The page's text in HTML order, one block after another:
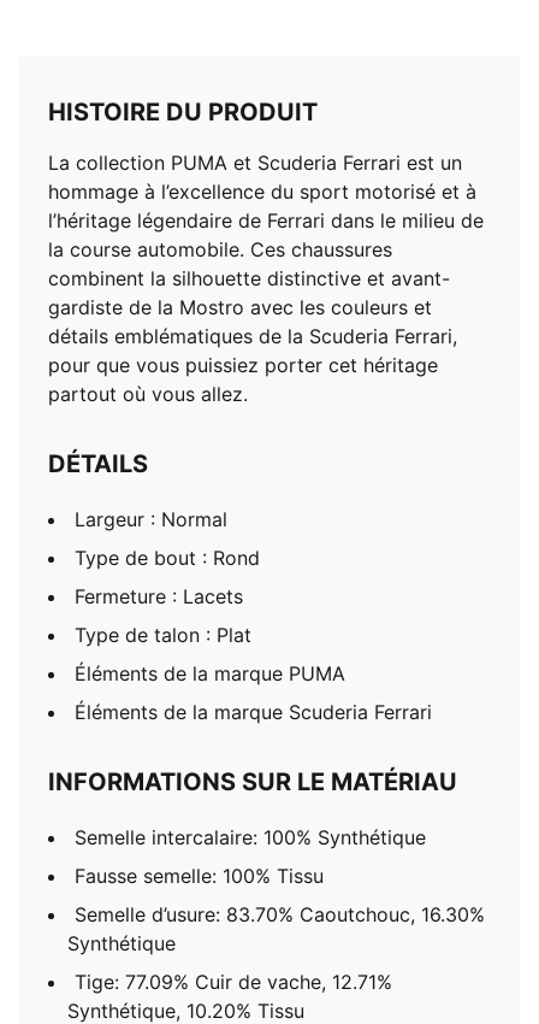
HISTOIRE DU PRODUIT
La collection PUMA et Scuderia Ferrari est un
hommage à l’excellence du sport motorisé et à
l’héritage légendaire de Ferrari dans le milieu de
la course automobile. Ces chaussures
combinent la silhouette distinctive et avant-
gardiste de la Mostro avec les couleurs et
détails emblématiques de la Scuderia Ferrari,
pour que vous puissiez porter cet héritage
partout où vous allez.
DÉTAILS
Largeur : Normal
Type de bout : Rond
Fermeture : Lacets
Type de talon : Plat
Éléments de la marque PUMA
Éléments de la marque Scuderia Ferrari
INFORMATIONS SUR LE MATÉRIAU
Semelle intercalaire: 100% Synthétique
Fausse semelle: 100% Tissu
Semelle d’usure: 83.70% Caoutchouc, 16.30%
Synthétique
Tige: 77.09% Cuir de vache, 12.71%
Synthétique, 10.20% Tissu